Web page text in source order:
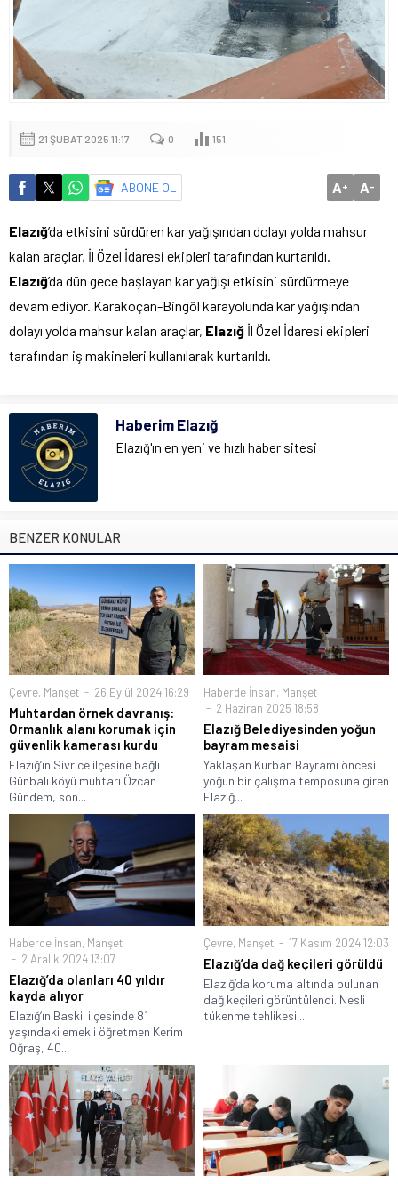
21 ŞUBAT 2025 11:17 0 151
ABONE OL A+ A-
Elazığ’da etkisini sürdüren kar yağışından dolayı yolda mahsur
kalan araçlar, İl Özel İdaresi ekipleri tarafından kurtarıldı.
Elazığ’da dün gece başlayan kar yağışı etkisini sürdürmeye
devam ediyor. Karakoçan-Bingöl karayolunda kar yağışından
dolayı yolda mahsur kalan araçlar, Elazığ İl Özel İdaresi ekipleri
tarafından iş makineleri kullanılarak kurtarıldı.
Haberim Elazığ
Elazığ'ın en yeni ve hızlı haber sitesi
BENZER KONULAR
Çevre, Manşet 26 Eylül 2024 16:29
Muhtardan örnek davranış:
Ormanlık alanı korumak için
güvenlik kamerası kurdu
Elazığ‘ın Sivrice ilçesine bağlı
Günbalı köyü muhtarı Özcan
Gündem, son...
Haberde İnsan, Manşet
2 Haziran 2025 18:58
Elazığ Belediyesinden yoğun
bayram mesaisi
Yaklaşan Kurban Bayramı öncesi
yoğun bir çalışma temposuna giren
Elazığ...
Haberde İnsan, Manşet
2 Aralık 2024 13:07
Elazığ’da olanları 40 yıldır
kayda alıyor
Elazığ‘ın Baskil ilçesinde 81
yaşındaki emekli öğretmen Kerim
Oğraş, 40...
Çevre, Manşet 17 Kasım 2024 12:03
Elazığ’da dağ keçileri görüldü
Elazığ’da koruma altında bulunan
dağ keçileri görüntülendi. Nesli
tükenme tehlikesi...